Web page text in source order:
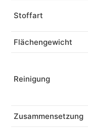
Stoffart
Flächengewicht
Reinigung
Zusammensetzung